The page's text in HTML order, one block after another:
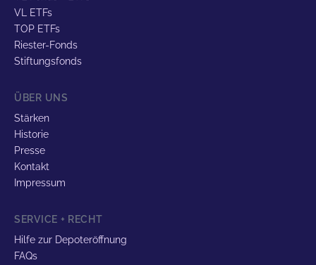
VL ETFs
TOP ETFs
Riester-Fonds
Stiftungsfonds
ÜBER UNS
Stärken
Historie
Presse
Kontakt
Impressum
SERVICE + RECHT
Hilfe zur Depoteröffnung
FAQs